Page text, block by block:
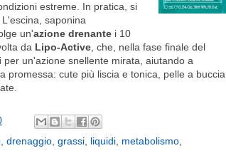
estreme. In pratica, si
L'escina, saponina
un'azione drenante i 10
da Lipo-Active, che, nella fase finale del
per un'azione snellente mirata, aiutando a
promessa: cute più liscia e tonica, pelle a buccia
, drenaggio, grassi, liquidi, metabolismo,